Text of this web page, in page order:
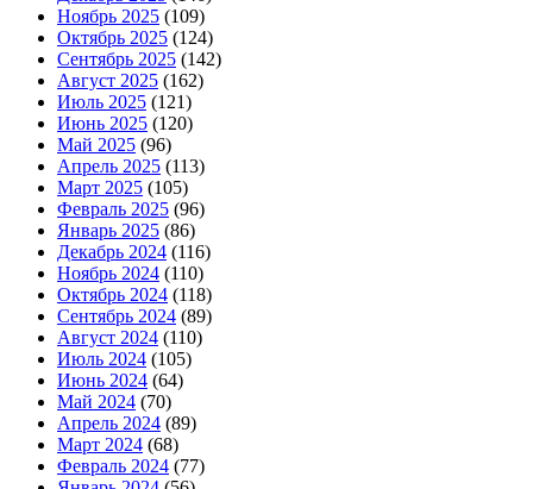
Ноябрь 2025 (109)
Октябрь 2025 (124)
Сентябрь 2025 (142)
Август 2025 (162)
Июль 2025 (121)
Июнь 2025 (120)
Май 2025 (96)
Апрель 2025 (113)
Март 2025 (105)
Февраль 2025 (96)
Январь 2025 (86)
Декабрь 2024 (116)
Ноябрь 2024 (110)
Октябрь 2024 (118)
Сентябрь 2024 (89)
Август 2024 (110)
Июль 2024 (105)
Июнь 2024 (64)
Май 2024 (70)
Апрель 2024 (89)
Март 2024 (68)
Февраль 2024 (77)